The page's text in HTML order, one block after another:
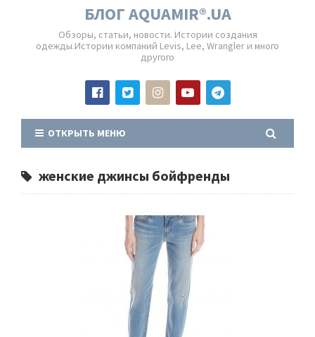
БЛОГ AQUAMIR®.UA
Обзоры, статьи, новости. Истории создания
одежды.Истории компаний Levis, Lee, Wrangler и много
другого
ОТКРЫТЬ МЕНЮ
женские джинсы бойфренды